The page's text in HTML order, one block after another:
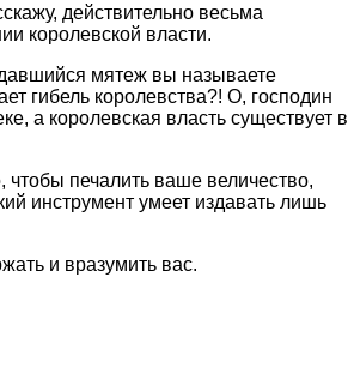
действительно весьма
королевской власти.
мятеж вы называете
гибель королевства?! О, господин
а королевская власть существует в
печалить ваше величество,
инструмент умеет издавать лишь
и вразумить вас.